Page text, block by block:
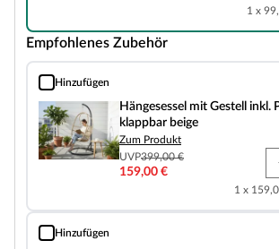
1 x
Empfohlenes Zubehör
Hinzufügen
Hängesessel mit Gestell inkl. Polster klappbar beige
Hängesessel mit Gestell inkl.
klappbar beige
Zum Produkt
UVP399,00 €
159,00 €
1 x
Hinzufügen
Landhausfarbe 2101 Weiß